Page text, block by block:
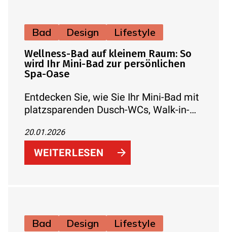
Bad Design Lifestyle
Wellness-Bad auf kleinem Raum: So
wird Ihr Mini-Bad zur persönlichen
Spa-Oase
Entdecken Sie, wie Sie Ihr Mini-Bad mit
platzsparenden Dusch-WCs, Walk-in-
stimmungsvoller Beleuchtung, Musik
und Düften in eine echte Spa-Oase
verwandeln.
20.01.2026
WEITERLESEN
Bad Design Lifestyle